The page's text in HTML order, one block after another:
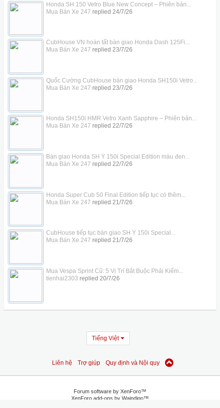
Honda SH 150 Vetro Blue New Concept – Phiên bản...
Mua Bán Xe 247 replied 24/7/26
CubHouse VN hoàn tất bàn giao Honda Dash 125Fi...
Mua Bán Xe 247 replied 23/7/26
Quốc Cường CubHouse bàn giao Honda SH150i Vetro...
Mua Bán Xe 247 replied 23/7/26
Honda SH150i HMR Vetro Xanh Sapphire – Phiên bản...
Mua Bán Xe 247 replied 22/7/26
Bàn giao Honda SH Ý 150i Special Edition màu đen...
Mua Bán Xe 247 replied 22/7/26
Honda Super Cub 50 Final Edition tiếp tục có thêm...
Mua Bán Xe 247 replied 21/7/26
CubHouse tiếp tục bàn giao SH Ý 150i Special...
Mua Bán Xe 247 replied 21/7/26
Mua Vespa Sprint Cũ: 5 Vị Trí Bắt Buộc Phải Kiểm...
tienhai2303 replied 20/7/26
Tiếng Việt
Liên hệ Trợ giúp Quy định và Nội quy
Forum software by XenForo™
XenForo add-ons by Waindigo™